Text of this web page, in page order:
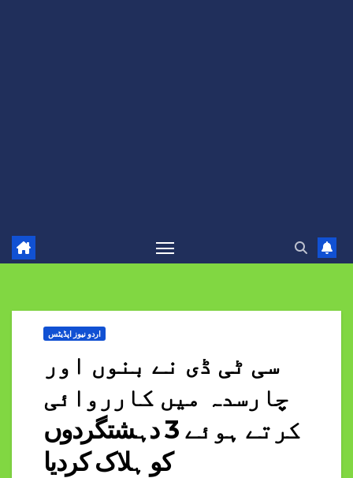
اردو نیوز اپڈیٹس
سی ٹی ڈی نے بنوں اور
چارسدہ میں کارروائی
کرتے ہوئے 3 دہشتگردوں
کو ہلاک کردیا